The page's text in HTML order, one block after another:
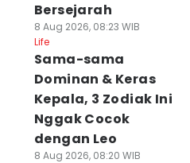
Bersejarah
8 Aug 2026, 08:23 WIB
Life
Sama-sama
Dominan & Keras
Kepala, 3 Zodiak Ini
Nggak Cocok
dengan Leo
8 Aug 2026, 08:20 WIB